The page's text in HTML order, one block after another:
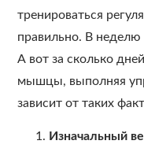
тренироваться
правильно. В неделю
А вот за сколько
мышцы, выполняя
зависит от таких
Изначальный